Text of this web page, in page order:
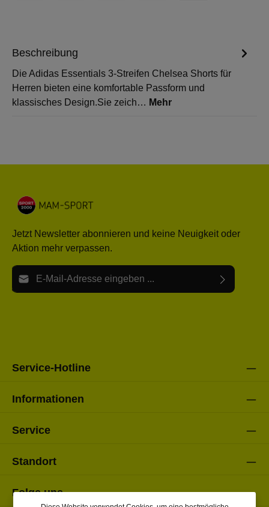
Beschreibung
Die Adidas Essentials 3-Streifen Chelsea Shorts für
Herren bieten eine komfortable Passform und
klassisches Design.Sie zeich… Mehr
Jetzt Newsletter abonnieren und keine Neuigkeit oder
Aktion mehr verpassen.
E-Mail-Adresse*
Service-Hotline
Informationen
Service
Standort
Folge uns